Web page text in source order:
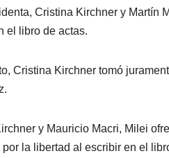
Cristina Kirchner y Martín
el libro de actas.
Cristina Kirchner tomó
y Mauricio Macri, Milei
la libertad al escribir en el